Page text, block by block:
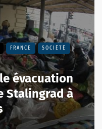
FRANCE SOCIÉTÉ
évacuation
Stalingrad à